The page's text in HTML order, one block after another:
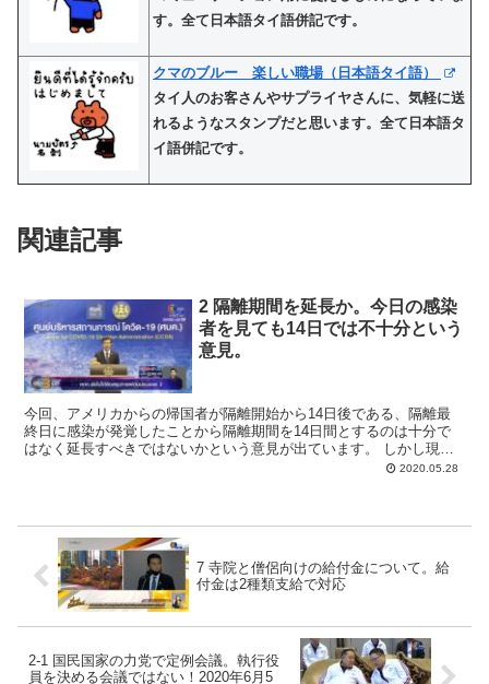
す。全て日本語タイ語併記です。
クマのブルー 楽しい職場（日本語タイ語）
タイ人のお客さんやサプライヤさんに、気軽に送
れるようなスタンプだと思います。全て日本語タ
イ語併記です。
関連記事
2 隔離期間を延長か。今日の感染
者を見ても14日では不十分という
意見。
今回、アメリカからの帰国者が隔離開始から14日後である、隔離最
終日に感染が発覚したことから隔離期間を14日間とするのは十分で
はなく延長すべきではないかという意見が出ています。 しかし現状
は14日間を継続するとしています 。 この日の他のニュ...
2020.05.28
7 寺院と僧侶向けの給付金について。給
付金は2種類支給で対応
2-1 国民国家の力党で定例会議。執行役
員を決める会議ではない！2020年6月5